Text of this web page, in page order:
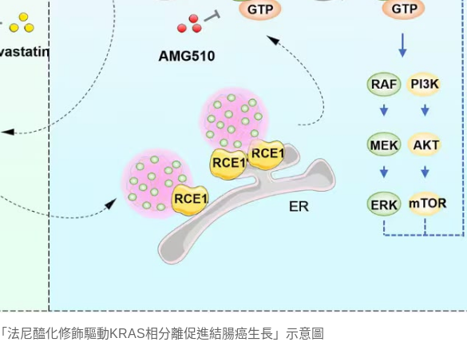
「法尼醯化修飾驅動KRAS相分離促進結腸癌生長」示意圖